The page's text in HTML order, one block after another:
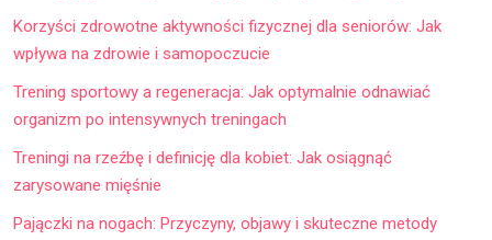
Korzyści zdrowotne aktywności fizycznej dla seniorów: Jak
wpływa na zdrowie i samopoczucie
Trening sportowy a regeneracja: Jak optymalnie odnawiać
organizm po intensywnych treningach
Treningi na rzeźbę i definicję dla kobiet: Jak osiągnąć
zarysowane mięśnie
Pajączki na nogach: Przyczyny, objawy i skuteczne metody